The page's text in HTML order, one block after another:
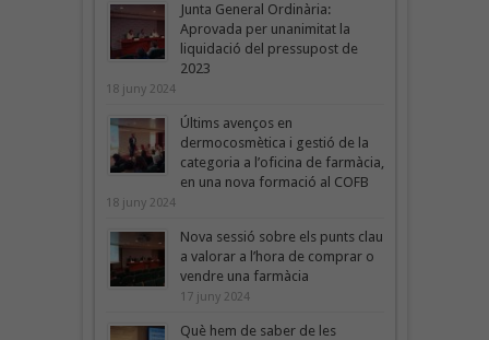
Junta General Ordinària:
Aprovada per unanimitat la
liquidació del pressupost de
2023
18 juny 2024
Últims avenços en
dermocosmètica i gestió de la
categoria a l’oficina de farmàcia,
en una nova formació al COFB
18 juny 2024
Nova sessió sobre els punts clau
a valorar a l’hora de comprar o
vendre una farmàcia
17 juny 2024
Què hem de saber de les